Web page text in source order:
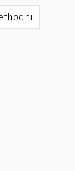
članak: